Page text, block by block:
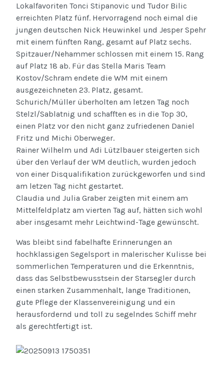
Lokalfavoriten Tonci Stipanovic und Tudor Bilic
erreichten Platz fünf. Hervorragend noch eimal die
jungen deutschen Nick Heuwinkel und Jesper Spehr
mit einem fünften Rang, gesamt auf Platz sechs.
Spitzauer/Nehammer schlossen mit einem 15. Rang
auf Platz 18 ab. Für das Stella Maris Team
Kostov/Schram endete die WM mit einem
ausgezeichneten 23. Platz, gesamt.
Schurich/Müller überholten am letzen Tag noch
Stelzl/Sablatnig und schafften es in die Top 30,
einen Platz vor den nicht ganz zufriedenen Daniel
Fritz und Michi Oberweger.
Rainer Wilhelm und Adi Lützlbauer steigerten sich
über den Verlauf der WM deutlich, wurden jedoch
von einer Disqualifikation zurückgeworfen und sind
am letzen Tag nicht gestartet.
Claudia und Julia Graber zeigten mit einem am
Mittelfeldplatz am vierten Tag auf, hätten sich wohl
aber insgesamt mehr Leichtwind-Tage gewünscht.
Was bleibt sind fabelhafte Erinnerungen an
hochklassigen Segelsport in malerischer Kulisse bei
sommerlichen Temperaturen und die Erkenntnis,
dass das Selbstbewusstsein der Starsegler durch
einen starken Zusammenhalt, lange Traditionen,
gute Pflege der Klassenvereinigung und ein
herausfordernd und toll zu segelndes Schiff mehr
als gerechtfertigt ist.